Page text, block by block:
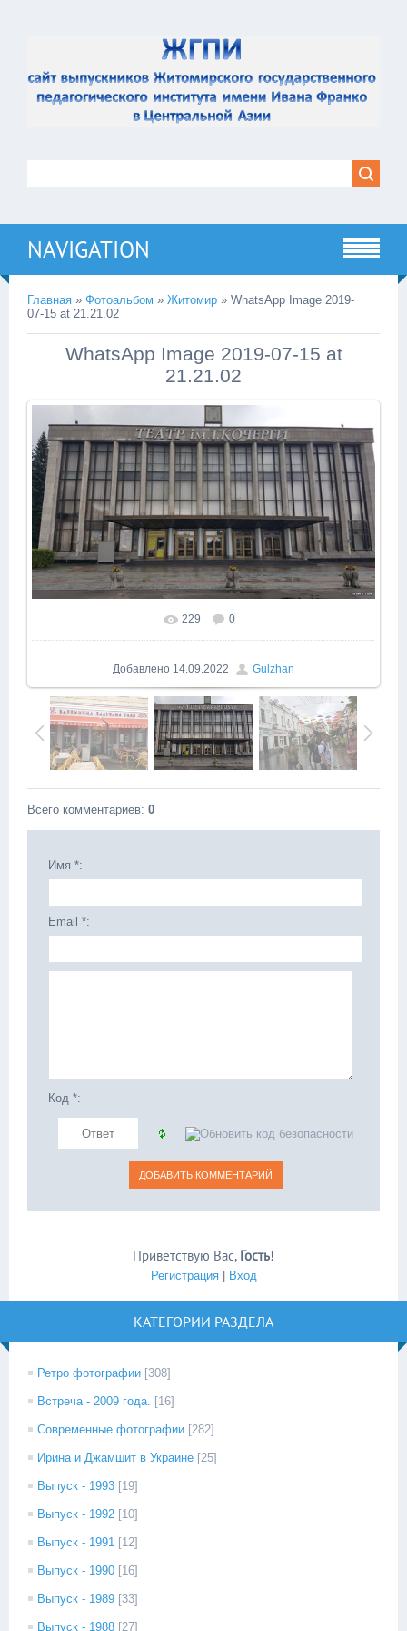
NAVIGATION
Главная » Фотоальбом » Житомир » WhatsApp Image 2019-
07-15 at 21.21.02
WhatsApp Image 2019-07-15 at
21.21.02
229 0
Добавлено 14.09.2022 Gulzhan
Всего комментариев: 0
Имя *:
Email *:
Код *:
Приветствую Вас, Гость!
Регистрация| Вход
КАТЕГОРИИ РАЗДЕЛА
Ретро фотографии [308]
Встреча - 2009 года. [16]
Современные фотографии [282]
Ирина и Джамшит в Украине [25]
Выпуск - 1993 [19]
Выпуск - 1992 [10]
Выпуск - 1991 [12]
Выпуск - 1990 [16]
Выпуск - 1989 [33]
Выпуск - 1988 [27]